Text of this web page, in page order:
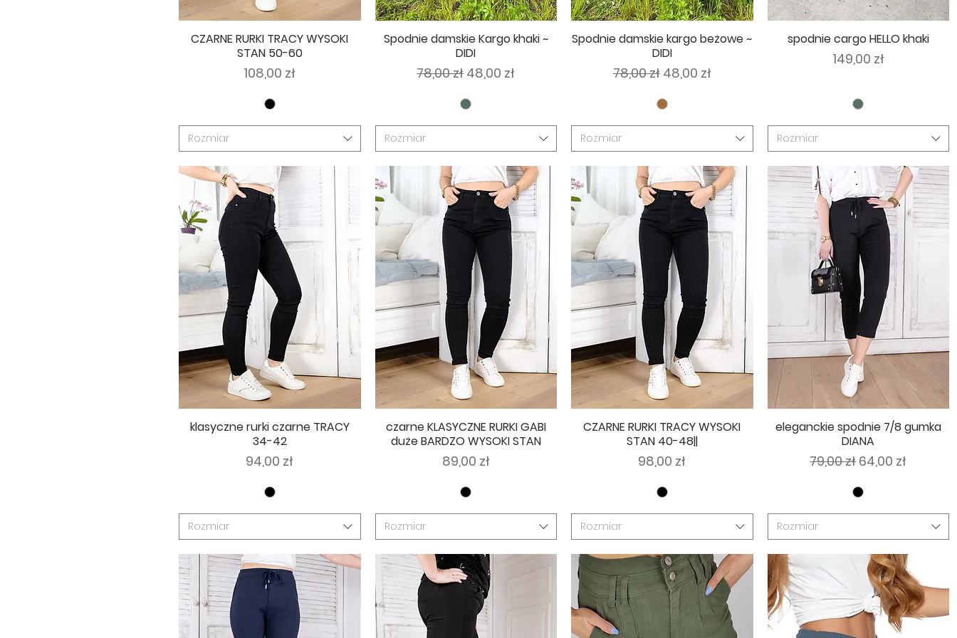
CZARNE RURKI TRACY WYSOKI
STAN 50-60
Cena
108,00 zł
Rozmiar
Spodnie damskie Kargo khaki ~
DIDI
Regularna cena
78,00 złCena rabatowa
48,00 zł
Rozmiar
Spodnie damskie kargo beżowe ~
DIDI
Regularna cena
78,00 zł Cena rabatowa
48,00 zł
Rozmiar
spodnie cargo HELLO khaki
Cena
149,00 zł
Rozmiar
klasyczne rurki czarne TRACY
34-42
Cena
94,00 zł
Rozmiar
czarne KLASYCZNE RURKI GABI
duże BARDZO WYSOKI STAN
Cena
89,00 zł
Rozmiar
CZARNE RURKI TRACY WYSOKI
STAN 40-48||
Cena
98,00 zł
Rozmiar
eleganckie spodnie 7/8 gumka
DIANA
Regularna cena
79,00 złCena
64,00 zł
Rozmiar